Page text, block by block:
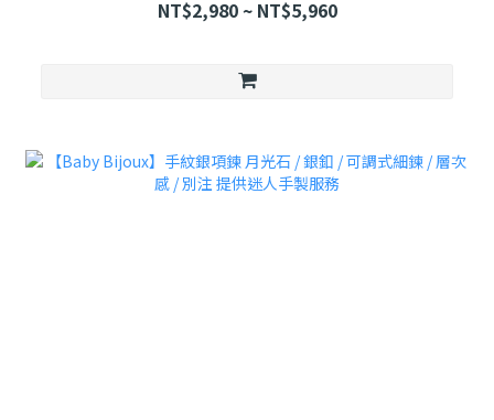
NT$2,980 ~ NT$5,960